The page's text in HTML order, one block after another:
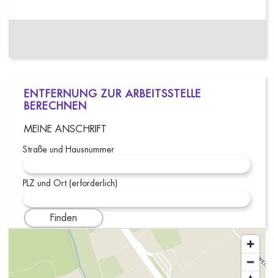
ENTFERNUNG ZUR ARBEITSSTELLE
BERECHNEN
MEINE ANSCHRIFT
Straße und Hausnummer
PLZ und Ort (erforderlich)
Finden